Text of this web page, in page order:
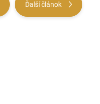
Ďalší článok